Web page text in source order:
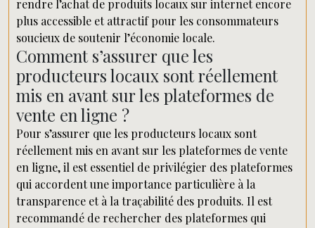
rendre l’achat de produits locaux sur internet encore
plus accessible et attractif pour les consommateurs
soucieux de soutenir l’économie locale.
Comment s’assurer que les
producteurs locaux sont réellement
mis en avant sur les plateformes de
vente en ligne ?
Pour s’assurer que les producteurs locaux sont
réellement mis en avant sur les plateformes de vente
en ligne, il est essentiel de privilégier des plateformes
qui accordent une importance particulière à la
transparence et à la traçabilité des produits. Il est
recommandé de rechercher des plateformes qui